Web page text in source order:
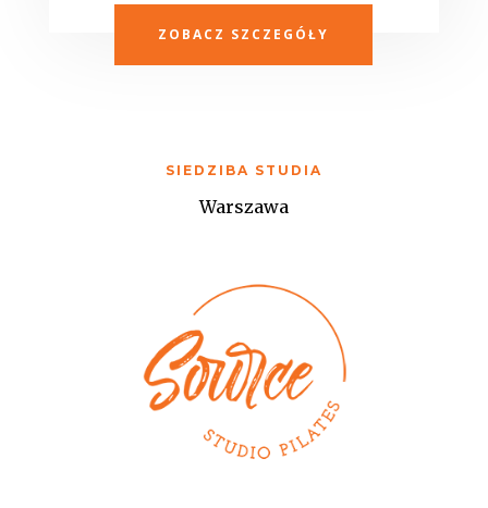
ZOBACZ SZCZEGÓŁY
SIEDZIBA STUDIA
Warszawa